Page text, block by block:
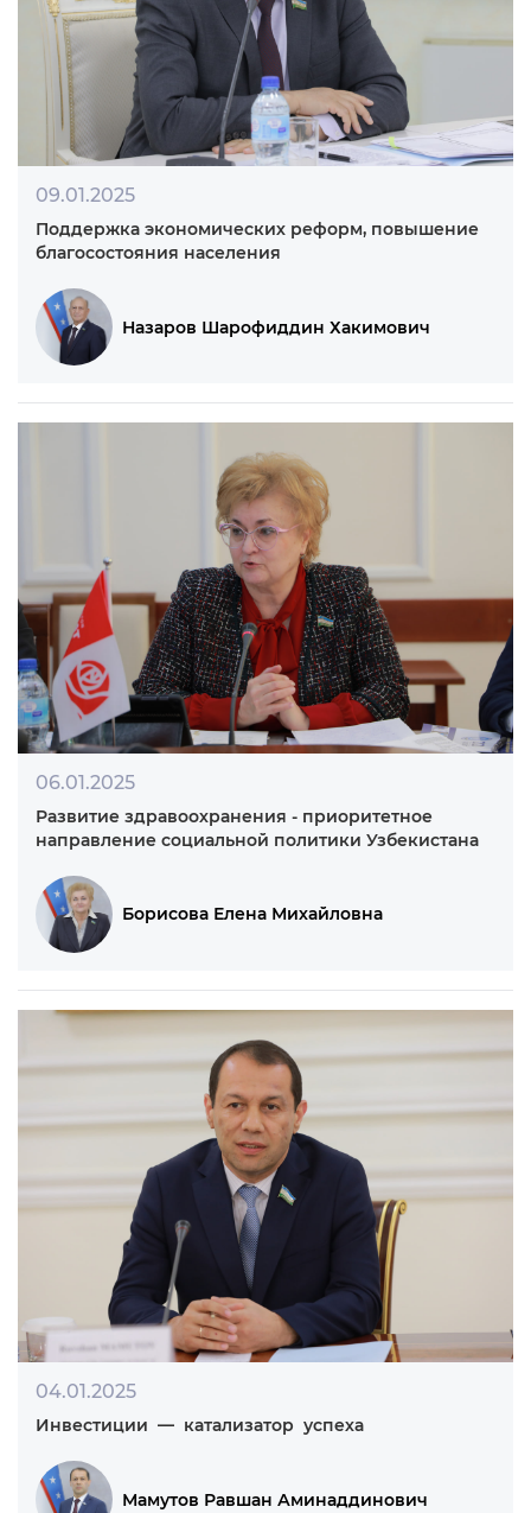
02.04.2025
Мир и стабильность для благополучия
15.02.2025
Государственная программа: качественная,
полная и безусловная реализация
Ахмедов Дурбек Кудратиллаевич
Поддержка экономических реформ, повышение
благосостояния населения
Назаров Шарофиддин Хакимович